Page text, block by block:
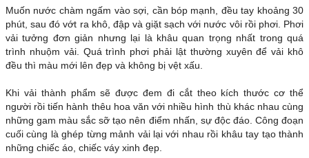
Muốn nước chàm ngấm vào sợi, cần bóp mạnh, đều tay khoảng 30
phút, sau đó vớt ra khô, đập và giặt sạch với nước vôi rồi phơi. Phơi
vải tưởng đơn giản nhưng lại là khâu quan trọng nhất trong quá
trình nhuộm vải. Quá trình phơi phải lật thường xuyên để vải khô
đều thì màu mới lên đẹp và không bị vệt xấu.
Khi vải thành phẩm sẽ được đem đi cắt theo kích thước cơ thể
người rồi tiến hành thêu hoa văn với nhiều hình thù khác nhau cùng
những gam màu sắc sỡ tạo nên điểm nhấn, sự độc đáo. Công đoạn
cuối cùng là ghép từng mảnh vải lại với nhau rồi khâu tay tạo thành
những chiếc áo, chiếc váy xinh đẹp.